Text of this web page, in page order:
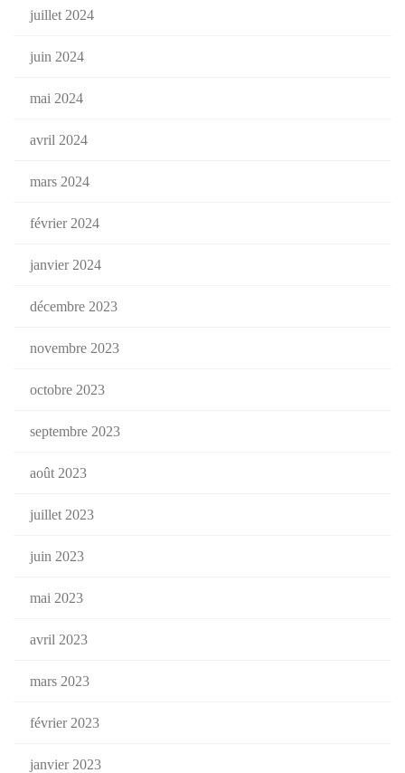
juillet 2024
juin 2024
mai 2024
avril 2024
mars 2024
février 2024
janvier 2024
décembre 2023
novembre 2023
octobre 2023
septembre 2023
août 2023
juillet 2023
juin 2023
mai 2023
avril 2023
mars 2023
février 2023
janvier 2023